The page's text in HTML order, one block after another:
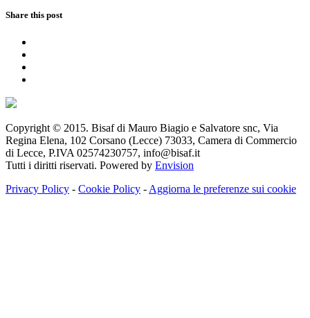
Share this post
Copyright © 2015. Bisaf di Mauro Biagio e Salvatore snc, Via
Regina Elena, 102 Corsano (Lecce) 73033, Camera di Commercio
di Lecce, P.IVA 02574230757, info@bisaf.it
Tutti i diritti riservati. Powered by Envision
Privacy Policy - Cookie Policy - Aggiorna le preferenze sui cookie